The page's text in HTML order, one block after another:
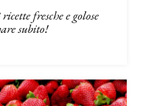
fresche e golose
subito!